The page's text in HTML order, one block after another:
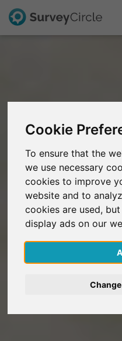
Cookie
To ensure that the
we use necessary
cookies to improve
website and to
cookies are used,
display ads on our